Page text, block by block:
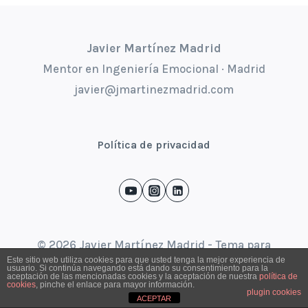
Javier Martínez Madrid
Mentor en Ingeniería Emocional · Madrid
javier@jmartinezmadrid.com
Política de privacidad
© 2026 Javier Martínez Madrid - Tema para
WordPress porKadence WP
Este sitio web utiliza cookies para que usted tenga la mejor experiencia de
usuario. Si continúa navegando está dando su consentimiento para la
aceptación de las mencionadas cookies y la aceptación de nuestra política de
cookies, pinche el enlace para mayor información.
plugin cookies
ACEPTAR